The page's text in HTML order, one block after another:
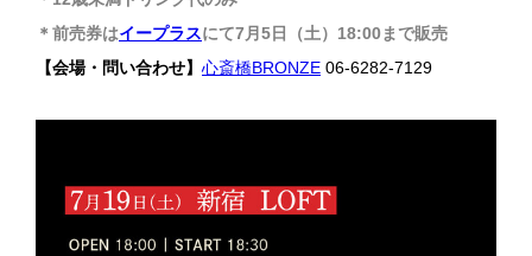
＊前売券はイープラスにて7月5日（土）18:00まで販売
【会場・問い合わせ】 心斎橋BRONZE 06-6282-7129